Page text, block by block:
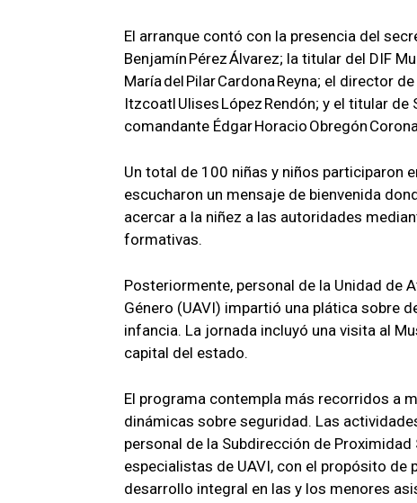
El arranque contó con la presencia del
Benjamín Pérez Álvarez; la titular del DIF
María del Pilar Cardona Reyna; el director
Itzcoatl Ulises López Rendón; y el titular de
comandante Édgar Horacio Obregón
Un total de 100 niñas y niños participaron
escucharon un mensaje de bienvenida
acercar a la niñez a las autoridades
formativas.
Posteriormente, personal de la Unidad de
Género (UAVI) impartió una plática sobre
infancia. La jornada incluyó una visita al
capital del estado.
El programa contempla más recorridos a
dinámicas sobre seguridad. Las
personal de la Subdirección de
especialistas de UAVI, con el propósito de
desarrollo integral en las y los menores